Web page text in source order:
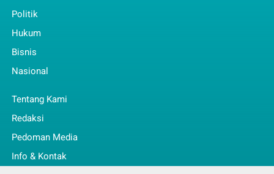
Politik
Hukum
Bisnis
Nasional
Tentang Kami
Redaksi
Pedoman Media
Info & Kontak